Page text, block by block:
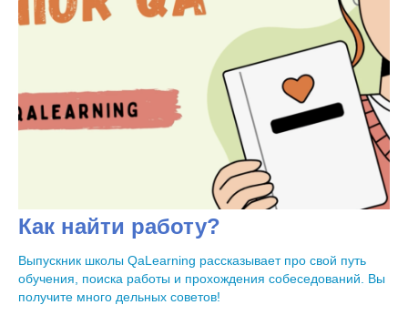
Как найти работу?
Выпускник школы QaLearning рассказывает про свой путь
обучения, поиска работы и прохождения собеседований. Вы
получите много дельных советов!